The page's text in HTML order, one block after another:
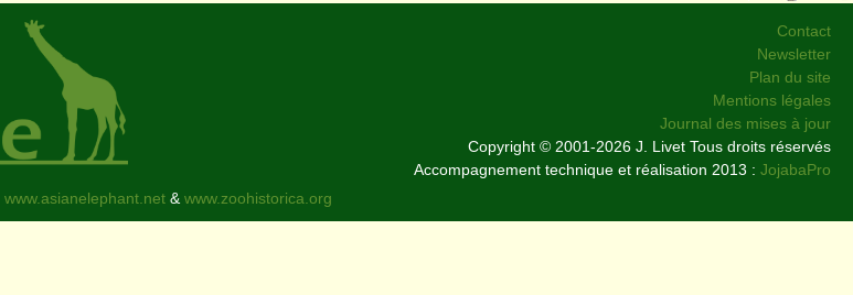
Contact
Newsletter
Plan du site
Mentions légales
Journal des mises à jour
Copyright © 2001-2026 J. Livet Tous droits réservés
Accompagnement technique et réalisation 2013 : JojabaPro
www.asianelephant.net&www.zoohistorica.org